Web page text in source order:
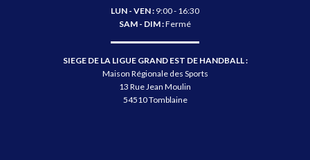
LUN - VEN : 9:00 - 16:30
SAM - DIM :Fermé
SIEGE DE LA LIGUE GRAND EST DE HANDBALL :
Maison Régionale des Sports
13 Rue Jean Moulin
54510 Tomblaine